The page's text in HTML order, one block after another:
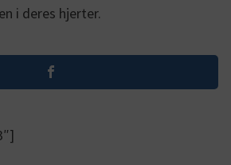
i deres hjerter.